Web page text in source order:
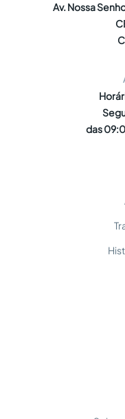
Av. Nossa
das